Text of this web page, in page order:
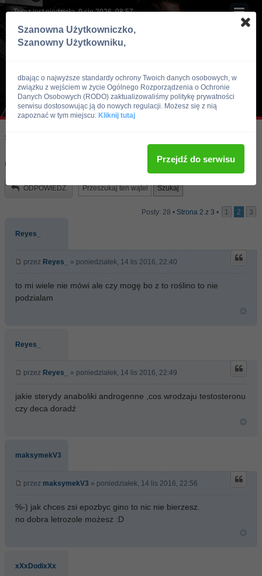
Teraz jest niedziela, 9 sie 2026, 08:57
Skocz do:
ginekomastia
ODPOWIEDZ
Posty: 28 • Strona 2 z 3 • 1 2 3
Reyes_
przez Reyes_ » poniedziałek, 14 lis 2016, 22:40
to mi wiele nie mówi ale czy mogę bo z to roślino to nie
podzialam
Reyes_
przez Reyes_ » poniedziałek, 14 lis 2016, 22:49
jakie sterydy anaboliki androgenne ,cos wrodzaju testosteronu
czy deca doradź
maksymekV3
przez maksymekV3 » poniedziałek, 14 lis 2016, 22:56
%-) jak chces zsi epozbyc gino to nic nie bierzesz.
no dobra letrozole możesz :D
xXxDodixXx
Szanowna Użytkowniczko,
Szanowny Użytkowniku,
dbając o najwyższe standardy ochrony Twoich danych osobowych, w
związku z wejściem w życie Ogólnego Rozporządzenia o Ochronie
Danych Osobowych (RODO) zaktualizowaliśmy politykę prywatności
serwisu dostosowując ją do nowych regulacji. Możesz się z nią
zapoznać w tym miejscu: Kliknij tutaj
Przejdź do serwisu